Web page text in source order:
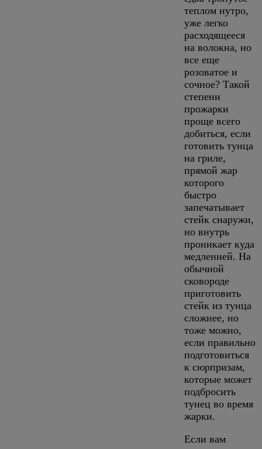
теплом нутро,
уже легко
расходящееся
на волокна, но
все еще
розоватое и
сочное? Такой
степени
прожарки
проще всего
добиться, если
готовить тунца
на гриле,
прямой жар
которого
быстро
запечатывает
стейк снаружи,
но внутрь
проникает куда
медленней. На
обычной
сковороде
приготовить
стейк из тунца
сложнее, но
тоже можно,
если правильно
подготовиться
к сюрпризам,
которые может
подбросить
тунец во время
жарки.
Если вам